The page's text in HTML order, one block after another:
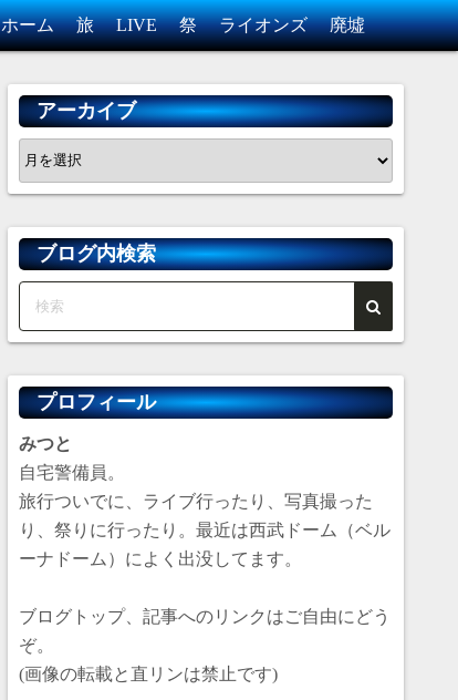
ホーム 旅 LIVE 祭 ライオンズ 廃墟
アーカイブ
ア
ー
イ
ブ
ブログ内検索
プロフィール
みつと
自宅警備員。
旅行ついでに、ライブ行ったり、写真撮った
り、祭りに行ったり。最近は西武ドーム（ベル
ーナドーム）によく出没してます。
ブログトップ、記事へのリンクはご自由にどう
ぞ。
(画像の転載と直リンは禁止です)